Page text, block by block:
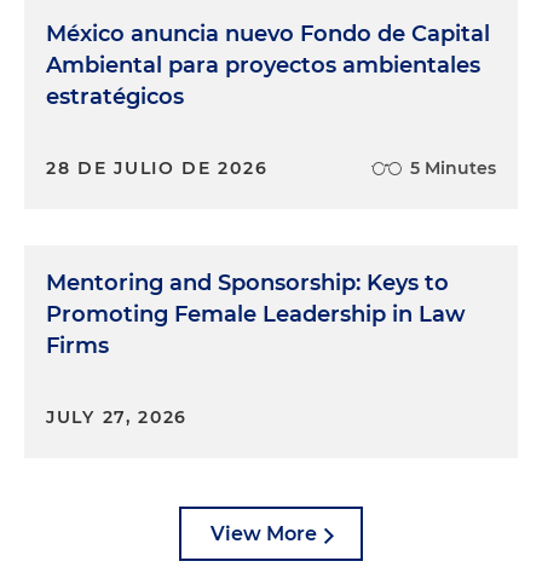
México anuncia nuevo Fondo de Capital
Ambiental para proyectos ambientales
estratégicos
28 DE JULIO DE 2026 5 Minutes
Mentoring and Sponsorship: Keys to
Promoting Female Leadership in Law
Firms
JULY 27, 2026
View More